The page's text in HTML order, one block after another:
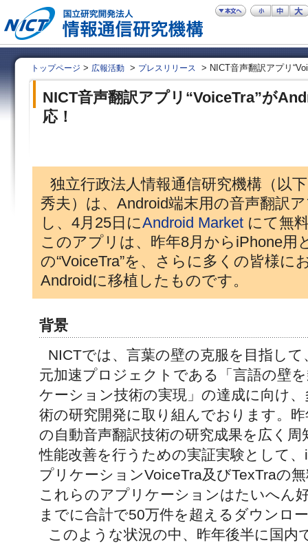
トップページ > 広報活動 > プレスリリース > NICT音声翻訳アプリ
NICT音声翻訳アプリ“VoiceTra”が
応！
独立行政法人情報通信研究機構（以
秀夫）は、Android端末用の音声翻訳ア
し、4月25日にAndroid Market にて無
このアプリは、昨年8月からiPhone用
の“VoiceTra”を、さらに多くの皆様に
Androidに移植したものです。
背景
NICTでは、言葉の壁の克服を目指し
元加速プロジェクトである「言語の壁
ケーション技術の実現」の達成に向け
術の研究開発に取り組んでおります。
の自動音声翻訳技術の研究成果を広く
性能改善を行うための実証実験として
プリケーションVoiceTra及びTexTraの
これらのアプリケーションはたいへん
までに合計で50万件を超えるダウンロ
このような状況の中、昨年後半に国内